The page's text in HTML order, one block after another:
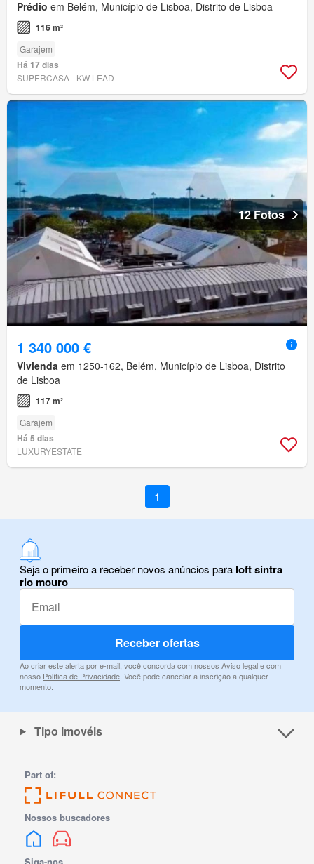
Prédio em Belém, Município de Lisboa, Distrito de Lisboa
116 m²
Garajem
Há 17 dias
SUPERCASA - KW LEAD
12 Fotos
1 340 000 €
Vivienda em 1250-162, Belém, Município de Lisboa, Distrito
de Lisboa
117 m²
Garajem
Há 5 dias
LUXURYESTATE
1
Seja o primeiro a receber novos anúncios para loft sintra
rio mouro
Receber ofertas
Ao criar este alerta por e-mail, você concorda com nossos Aviso legale com
nosso Política de Privacidade . Você pode cancelar a inscrição a qualquer
momento.
Tipo imovéis
Part of:
Nossos buscadores